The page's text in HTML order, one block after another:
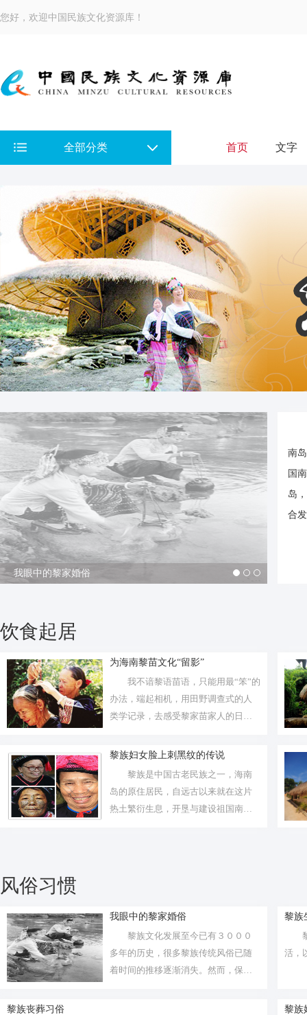
您好，欢迎中国民族文化资源库！
全部分类 首页 文字
我眼中的黎家婚俗
南
国
岛
合
饮食起居
为海南黎苗文化“留影”
我不谙黎语苗语，只能用最“笨”的
办法，端起相机，用田野调查式的人
类学记录，去感受黎家苗家人的日常
黎族妇女脸上刺黑纹的传说
黎族是中国古老民族之一，海南
岛的原住居民，自远古以来就在这片
热土繁衍生息，开垦与建设祖国南
风俗习惯
我眼中的黎家婚俗
黎族文化发展至今已有３０００
多年的历史，很多黎族传统风俗已随
着时间的推移逐渐消失。然而，保亭
黎族
活，
黎族丧葬习俗
黎族